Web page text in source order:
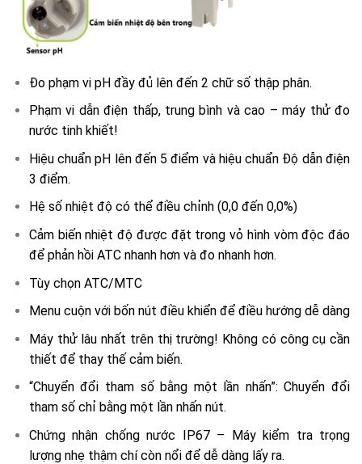
Đo phạm vi pH đầy đủ lên đến 2 chữ số thập phân.
Phạm vi dẫn điện thấp, trung bình và cao – máy thử đo
nước tinh khiết!
Hiệu chuẩn pH lên đến 5 điểm và hiệu chuẩn Độ dẫn điện
3 điểm.
Hệ số nhiệt độ có thể điều chỉnh (0,0 đến 0,0%)
Cảm biến nhiệt độ được đặt trong vỏ hình vòm độc đáo
để phản hồi ATC nhanh hơn và đo nhanh hơn.
Tùy chọn ATC/MTC
Menu cuộn với bốn nút điều khiển để điều hướng dễ dàng
Máy thử lâu nhất trên thị trường! Không có công cụ cần
thiết để thay thế cảm biến.
“Chuyển đổi tham số bằng một lần nhấn”: Chuyển đổi
tham số chỉ bằng một lần nhấn nút.
Chứng nhận chống nước IP67 – Máy kiểm tra trọng
lượng nhẹ thậm chí còn nổi để dễ dàng lấy ra.